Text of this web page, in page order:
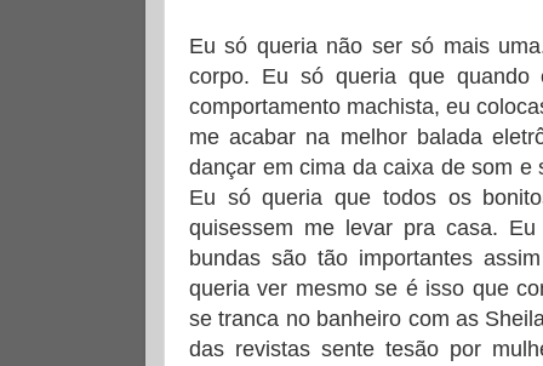
Eu só queria não ser só mais
corpo. Eu só queria que
comportamento machista, eu
me acabar na melhor balada
dançar em cima da caixa de som
Eu só queria que todos os
quisessem me levar pra casa.
bundas são tão importantes
queria ver mesmo se é isso que
se tranca no banheiro com as
das revistas sente tesão por